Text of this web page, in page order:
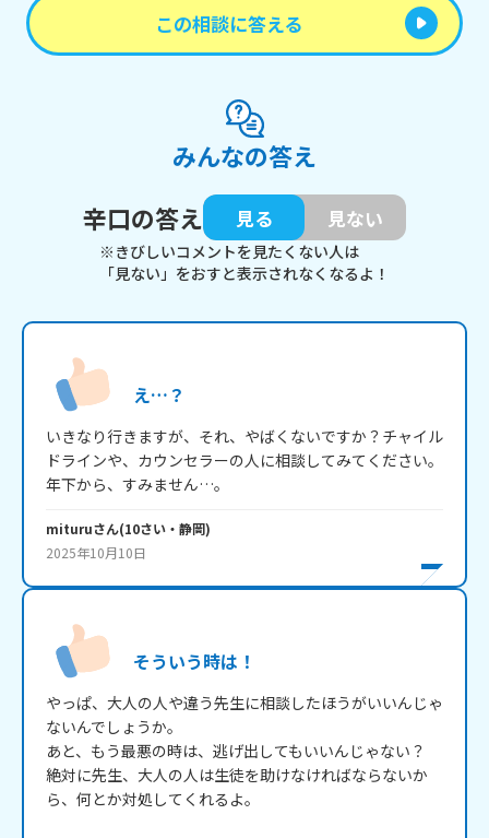
この相談に答える
みんなの答え
辛口の答え
見る 見ない
※きびしいコメントを見たくない人は
「見ない」をおすと表示されなくなるよ！
え…？
いきなり行きますが、それ、やばくないですか？チャイル
ドラインや、カウンセラーの人に相談してみてください。
mituruさん(10さい・ 静岡)
2025年10月10日
そういう時は！
やっぱ、大人の人や違う先生に相談したほうがいいんじゃ
ないんでしょうか。
あと、もう最悪の時は、逃げ出してもいいんじゃない？
絶対に先生、大人の人は生徒を助けなければならないか
ら、何とか対処してくれるよ。